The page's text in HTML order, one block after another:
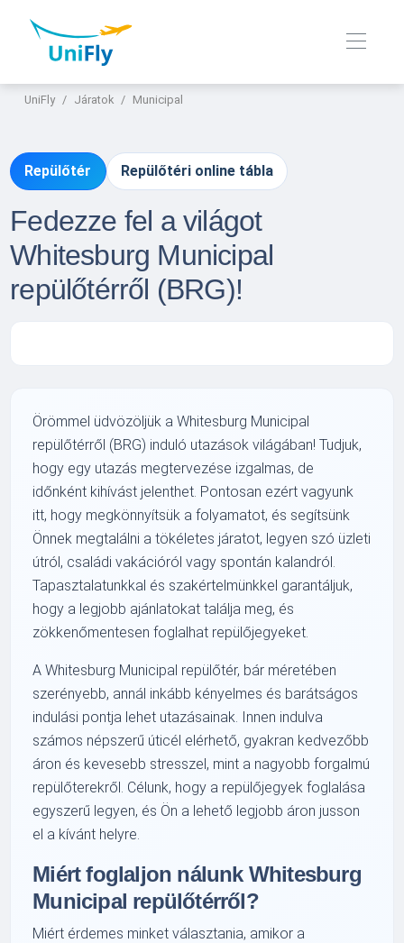
UniFly Járatok Municipal
Repülőtér Repülőtéri online tábla
Fedezze fel a világot
Whitesburg Municipal
repülőtérről (BRG)!
Örömmel üdvözöljük a Whitesburg Municipal
repülőtérről (BRG) induló utazások világában! Tudjuk,
hogy egy utazás megtervezése izgalmas, de
időnként kihívást jelenthet. Pontosan ezért vagyunk
itt, hogy megkönnyítsük a folyamatot, és segítsünk
Önnek megtalálni a tökéletes járatot, legyen szó üzleti
útról, családi vakációról vagy spontán kalandról.
Tapasztalatunkkal és szakértelmünkkel garantáljuk,
hogy a legjobb ajánlatokat találja meg, és
zökkenőmentesen foglalhat repülőjegyeket.
A Whitesburg Municipal repülőtér, bár méretében
szerényebb, annál inkább kényelmes és barátságos
indulási pontja lehet utazásainak. Innen indulva
számos népszerű úticél elérhető, gyakran kedvezőbb
áron és kevesebb stresszel, mint a nagyobb forgalmú
repülőterekről. Célunk, hogy a repülőjegyek foglalása
egyszerű legyen, és Ön a lehető legjobb áron jusson
el a kívánt helyre.
Miért foglaljon nálunk Whitesburg
Municipal repülőtérről?
Miért érdemes minket választania, amikor a